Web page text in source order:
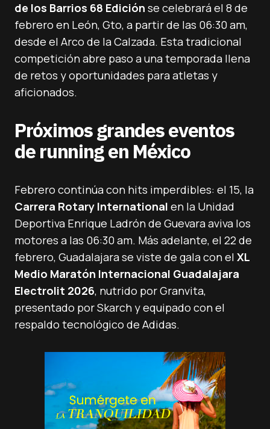
de los Barrios 68 Edición se celebrará el 8 de
febrero en León, Gto, a partir de las 06:30 am,
desde el Arco de la Calzada. Esta tradicional
competición abre paso a una temporada llena
de retos y oportunidades para atletas y
aficionados.
Próximos grandes eventos
de running en México
Febrero continúa con hits imperdibles: el 15, la
Carrera Rotary International en la Unidad
Deportiva Enrique Ladrón de Guevara aviva los
motores a las 06:30 am. Más adelante, el 22 de
febrero, Guadalajara se viste de gala con el XL
Medio Maratón Internacional Guadalajara
Electrolit 2026, nutrido por Granvita,
presentado por Skarch y equipado con el
respaldo tecnológico de Adidas.